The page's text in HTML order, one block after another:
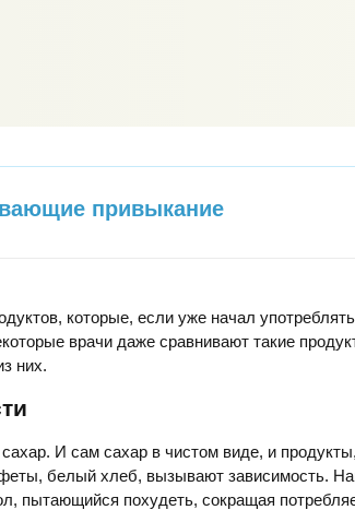
привыкание
которые, если уже начал
врачи даже сравнивают такие
них.
И сам сахар в чистом виде, и
белый хлеб, вызывают зависимость.
пытающийся похудеть, сокращая